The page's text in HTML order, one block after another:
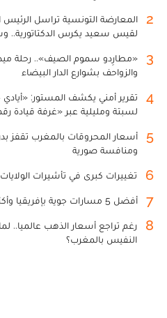
2
المعارضة التونسية تراسل الرئيس
لقيس سعيد يكرس الدكتاتورية..
3
«مطارِدو سموم الصيف».. رحلة
والزواحف بشوارع الدار البيضاء
4
تقرير أمني يكشف المستور: «أيادي
لسبتة ومليلية عبر «غرفة قيادة
5
أسعار المحروقات بالمغرب تقفز
ومنافسة صورية
6 تغييرات كبرى في تأشيرات الولايات
7 أفضل 5 مسارات جوية بإفريقيا وأكثرها ازدحاما
8
رغم تراجع أسعار الذهب عالميا..
النفيس بالمغرب؟